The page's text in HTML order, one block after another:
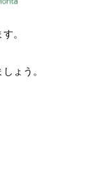
。
しょう。